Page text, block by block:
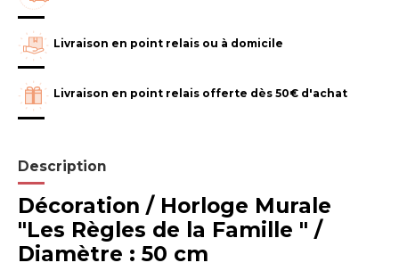
Livraison en point relais ou à domicile
Livraison en point relais offerte dès 50€ d'achat
Description
Décoration / Horloge Murale
"Les Règles de la Famille " /
Diamètre : 50 cm